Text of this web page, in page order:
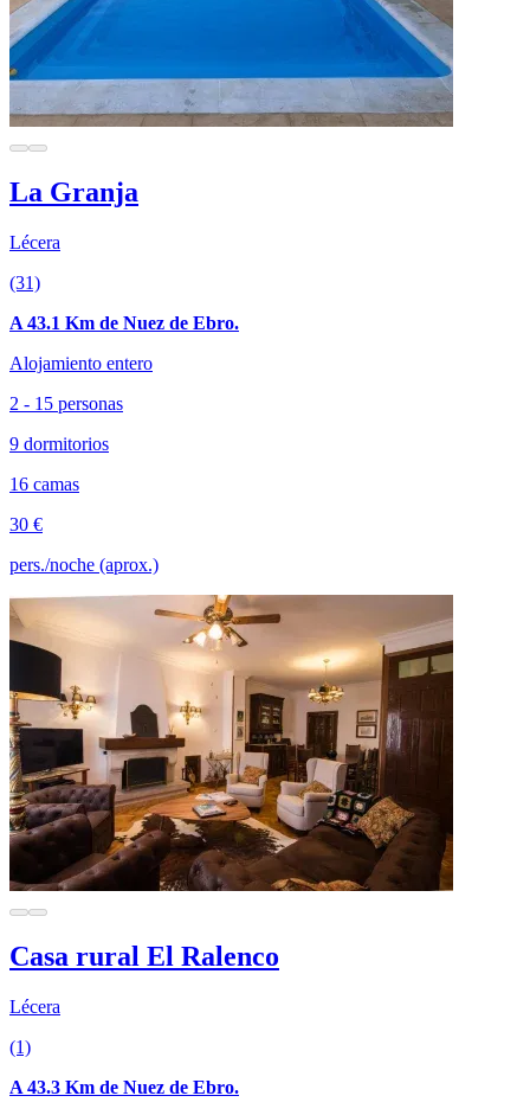
La Granja
Lécera
(31)
A 43.1 Km de Nuez de Ebro.
Alojamiento entero
2 - 15 personas
9 dormitorios
16 camas
30 €
pers./noche (aprox.)
Casa rural El Ralenco
Lécera
(1)
A 43.3 Km de Nuez de Ebro.